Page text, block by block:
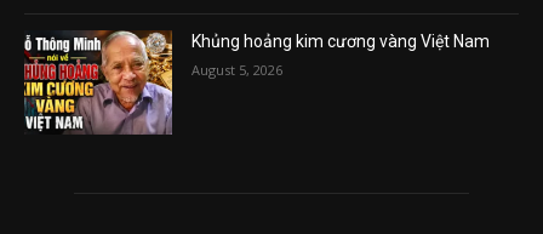
Khủng hoảng kim cương vàng Việt Nam
August 5, 2026